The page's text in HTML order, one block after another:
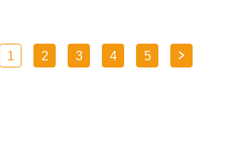
1 2 3 4 5